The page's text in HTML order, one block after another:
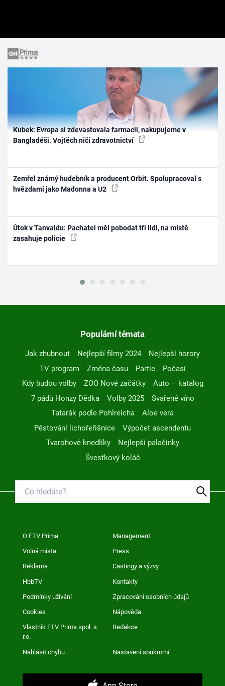
Kubek: Evropa si zdevastovala farmacii, nakupujeme v
Bangladéši. Vojtěch ničí zdravotnictví
Zemřel známý hudebník a producent Orbit. Spolupracoval s
hvězdami jako Madonna a U2
Útok v Tanvaldu: Pachatel měl pobodat tři lidi, na místě
zasahuje policie
Populární témata
Jak zhubnout Nejlepší filmy 2024
Nejlepší horory
TV program
Změna času Partie
Počasí
Kdy budou volby
ZOO Nové začátky
Auto – katalog
7 pádů Honzy Dědka
Volby 2025
Svařené víno
Tatarák podle Pohlreicha
Aloe vera
Pěstování lichořeřišnice
Výpočet ascendentu
Tvarohové knedlíky
Nejlepší palačinky
Švestkový koláč
O FTV Prima Management
Volná místa Press
Reklama Castingy a výzvy
HbbTV Kontakty
Podmínky užívání Zpracování osobních údajů
Cookies Nápověda
Vlastník FTV Prima spol. s
r.o.
Redakce
Nahlásit chybu Nastavení soukromí